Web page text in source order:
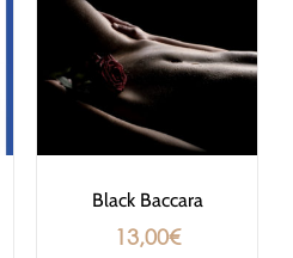
Black Baccara
13,00€